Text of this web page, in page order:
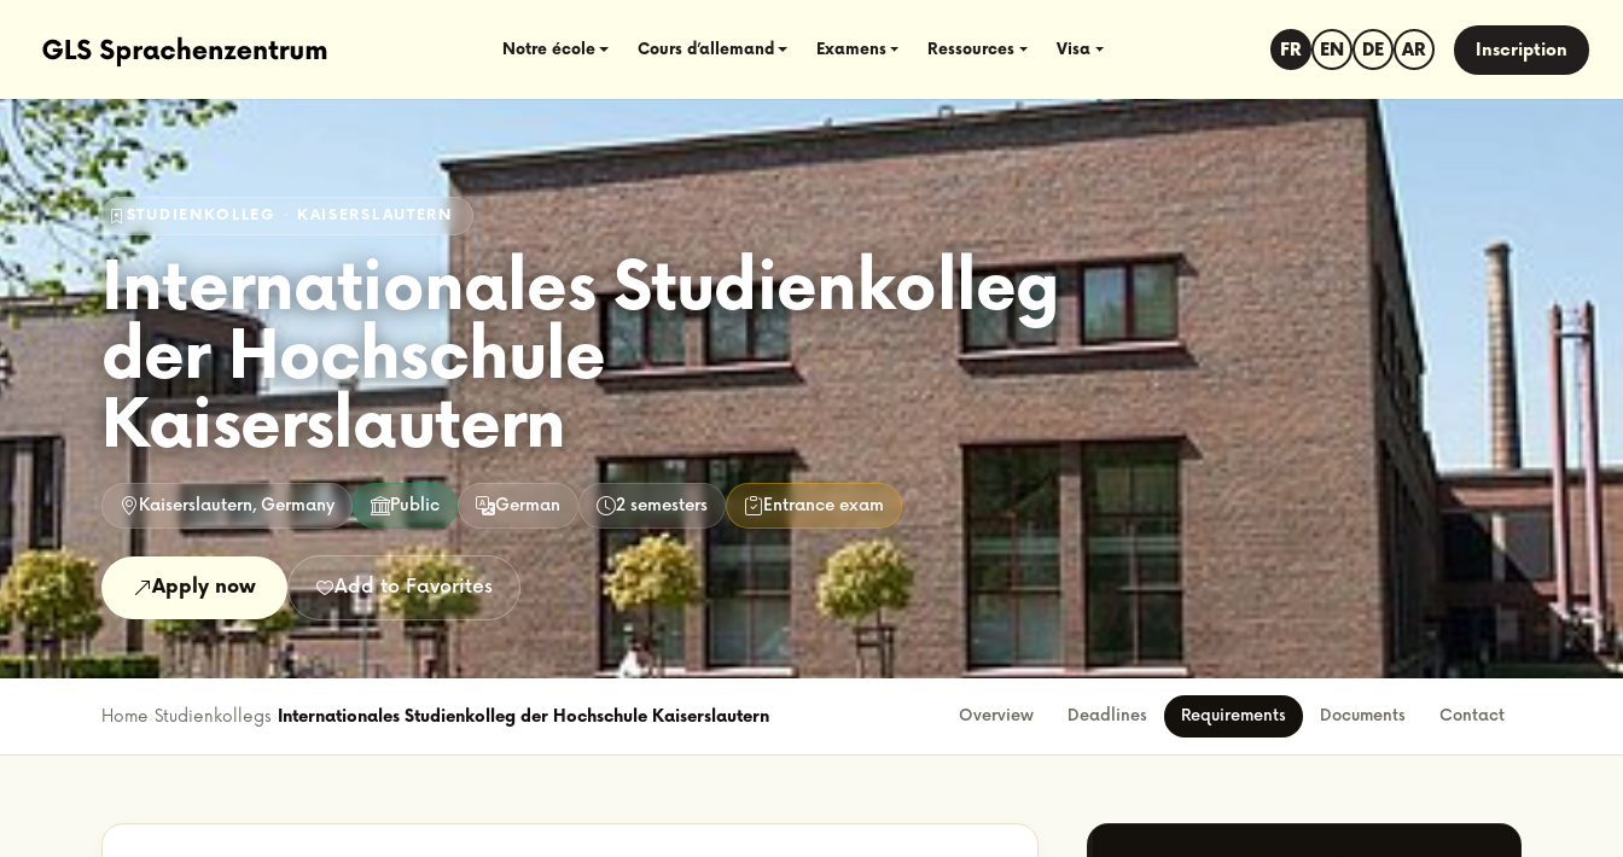
Notre école Cours d’allemand Examens Ressources Visa FR EN DE AR Inscription
STUDIENKOLLEG · KAISERSLAUTERN
Internationales Studienkolleg
der Hochschule
Kaiserslautern
Kaiserslautern, Germany Public German 2 semesters Entrance exam
Apply now Add to Favorites
Home›Studienkollegs› Internationales Studienkolleg der Hochschule Kaiserslautern Overview Deadlines Requirements Documents Contact